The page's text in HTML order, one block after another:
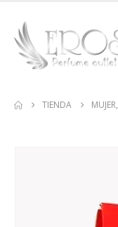
TIENDA MUJER,